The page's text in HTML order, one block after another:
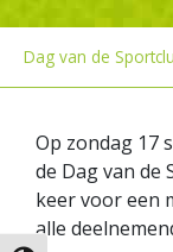
Dag van de
Op zondag 17
de Dag van de
keer voor een
alle